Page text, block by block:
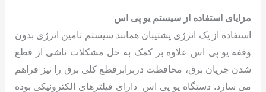
مزایای استفاده از سیستم یو پی اس
استفاده از یک انرژی پشتیبان همانند سیستم تامین انرژی بدون
وقفه یو پی اس علاوه بر کمک به حل مشکلات ناشی از قطع
شدن جریان برق، محافظت دربرابرقطع کلی برق را نیز فراهم
می سازد. دستگاه یو پی اس دارای فیلترهای الکترونیکی بوده